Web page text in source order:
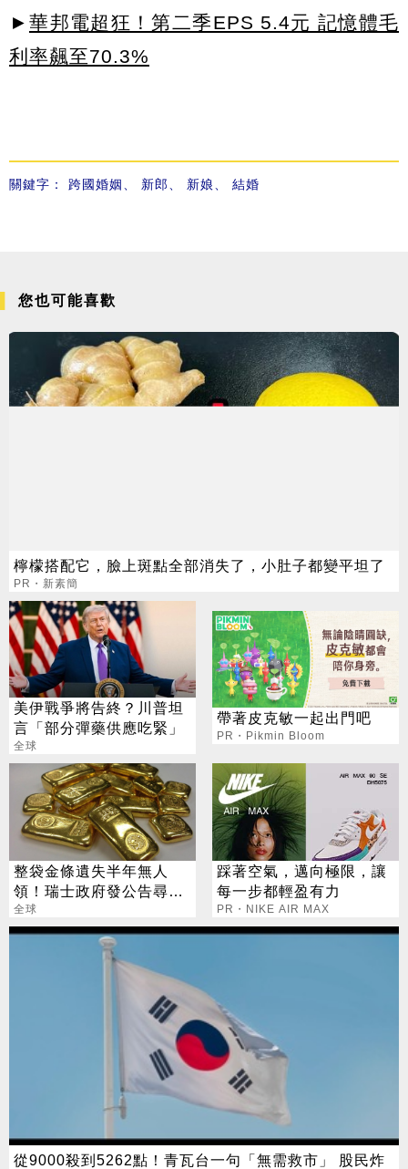
► 華邦電超狂！第二季EPS 5.4元 記憶體毛
利率飆至70.3%
關鍵字： 跨國婚姻 新郎 新娘 結婚
您也可能喜歡
檸檬搭配它，臉上斑點全部消失了，小肚子都變平坦了
PR・新素簡
美伊戰爭將告終？川普坦
言「部分彈藥供應吃緊」
全球
帶著皮克敏一起出門吧
PR・Pikmin Bloom
整袋金條遺失半年無人
領！瑞士政府發公告尋失
主
全球
踩著空氣，邁向極限，讓
每一步都輕盈有力
PR・NIKE AIR MAX
從9000殺到5262點！青瓦台一句「無需救市」 股民炸